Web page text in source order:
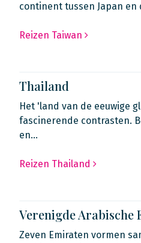
continent tussen Japan en
Reizen Taiwan
Thailand
Het 'land van de eeuwige
fascinerende contrasten.
en…
Reizen Thailand
Verenigde Arabische
Zeven Emiraten vormen